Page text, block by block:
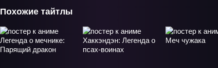
Похожие тайтлы